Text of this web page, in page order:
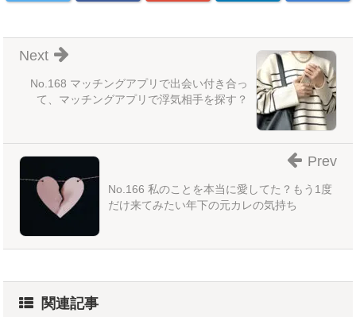
No.168 マッチングアプリで出会い付き合っ
て、マッチングアプリで浮気相手を探す？
Next
No.166 私のことを本当に愛してた？もう1度
だけ来てみたい年下の元カレの気持ち
Prev
関連記事